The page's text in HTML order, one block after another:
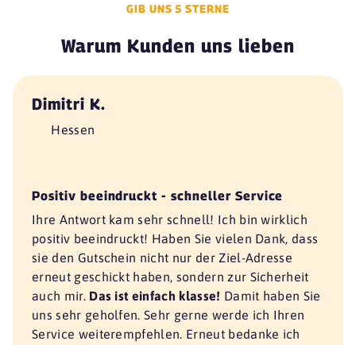
GIB UNS 5 STERNE
Warum Kunden uns lieben
Dimitri K.
Hessen
Positiv beeindruckt - schneller Service
Ihre Antwort kam sehr schnell! Ich bin wirklich
positiv beeindruckt! Haben Sie vielen Dank, dass
sie den Gutschein nicht nur der Ziel-Adresse
erneut geschickt haben, sondern zur Sicherheit
auch mir. Das ist einfach klasse! Damit haben Sie
uns sehr geholfen. Sehr gerne werde ich Ihren
Service weiterempfehlen. Erneut bedanke ich